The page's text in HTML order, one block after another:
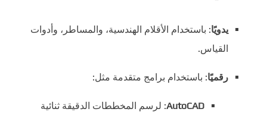
يدويًا: باستخدام الأقلام الهندسية، والمساطر، وأدوات
القياس.
رقميًا: باستخدام برامج متقدمة مثل:
AutoCAD: لرسم المخططات الدقيقة ثنائية